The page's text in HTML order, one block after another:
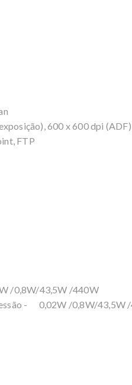
600 x 600 dpi (ADF)
FTP
/0,8W/43,5W /440W
- 0,02W /0,8W/43,5W